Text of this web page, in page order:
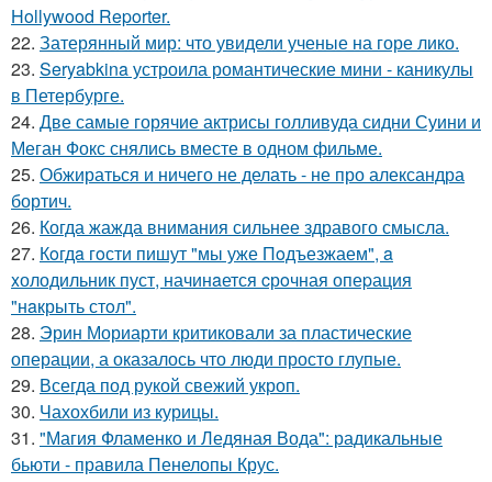
Hollywood Reporter.
22. Затерянный мир: что увидели ученые на горе лико.
23. Seryabkina устроила романтические мини - каникулы
в Петербурге.
24. Две самые горячие актрисы голливуда сидни Суини и
Меган Фокс снялись вместе в одном фильме.
25. Обжираться и ничего не делать - не про александра
бортич.
26. Когда жажда внимания сильнее здравого смысла.
27. Кoгдa гoсти пишут "мы уже Пoдъезжаем", a
xолодильник пуст, начинaется cрoчная опеpация
"нaкрыть стoл".
28. Эрин Мориарти критиковали за пластические
операции, а оказалось что люди просто глупые.
29. Всегда под рукой свежий укроп.
30. Чахохбили из курицы.
31. "Магия Фламенко и Ледяная Вода": радикальные
бьюти - правила Пенелопы Крус.